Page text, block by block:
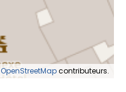
OpenStreetMapcontributeurs.